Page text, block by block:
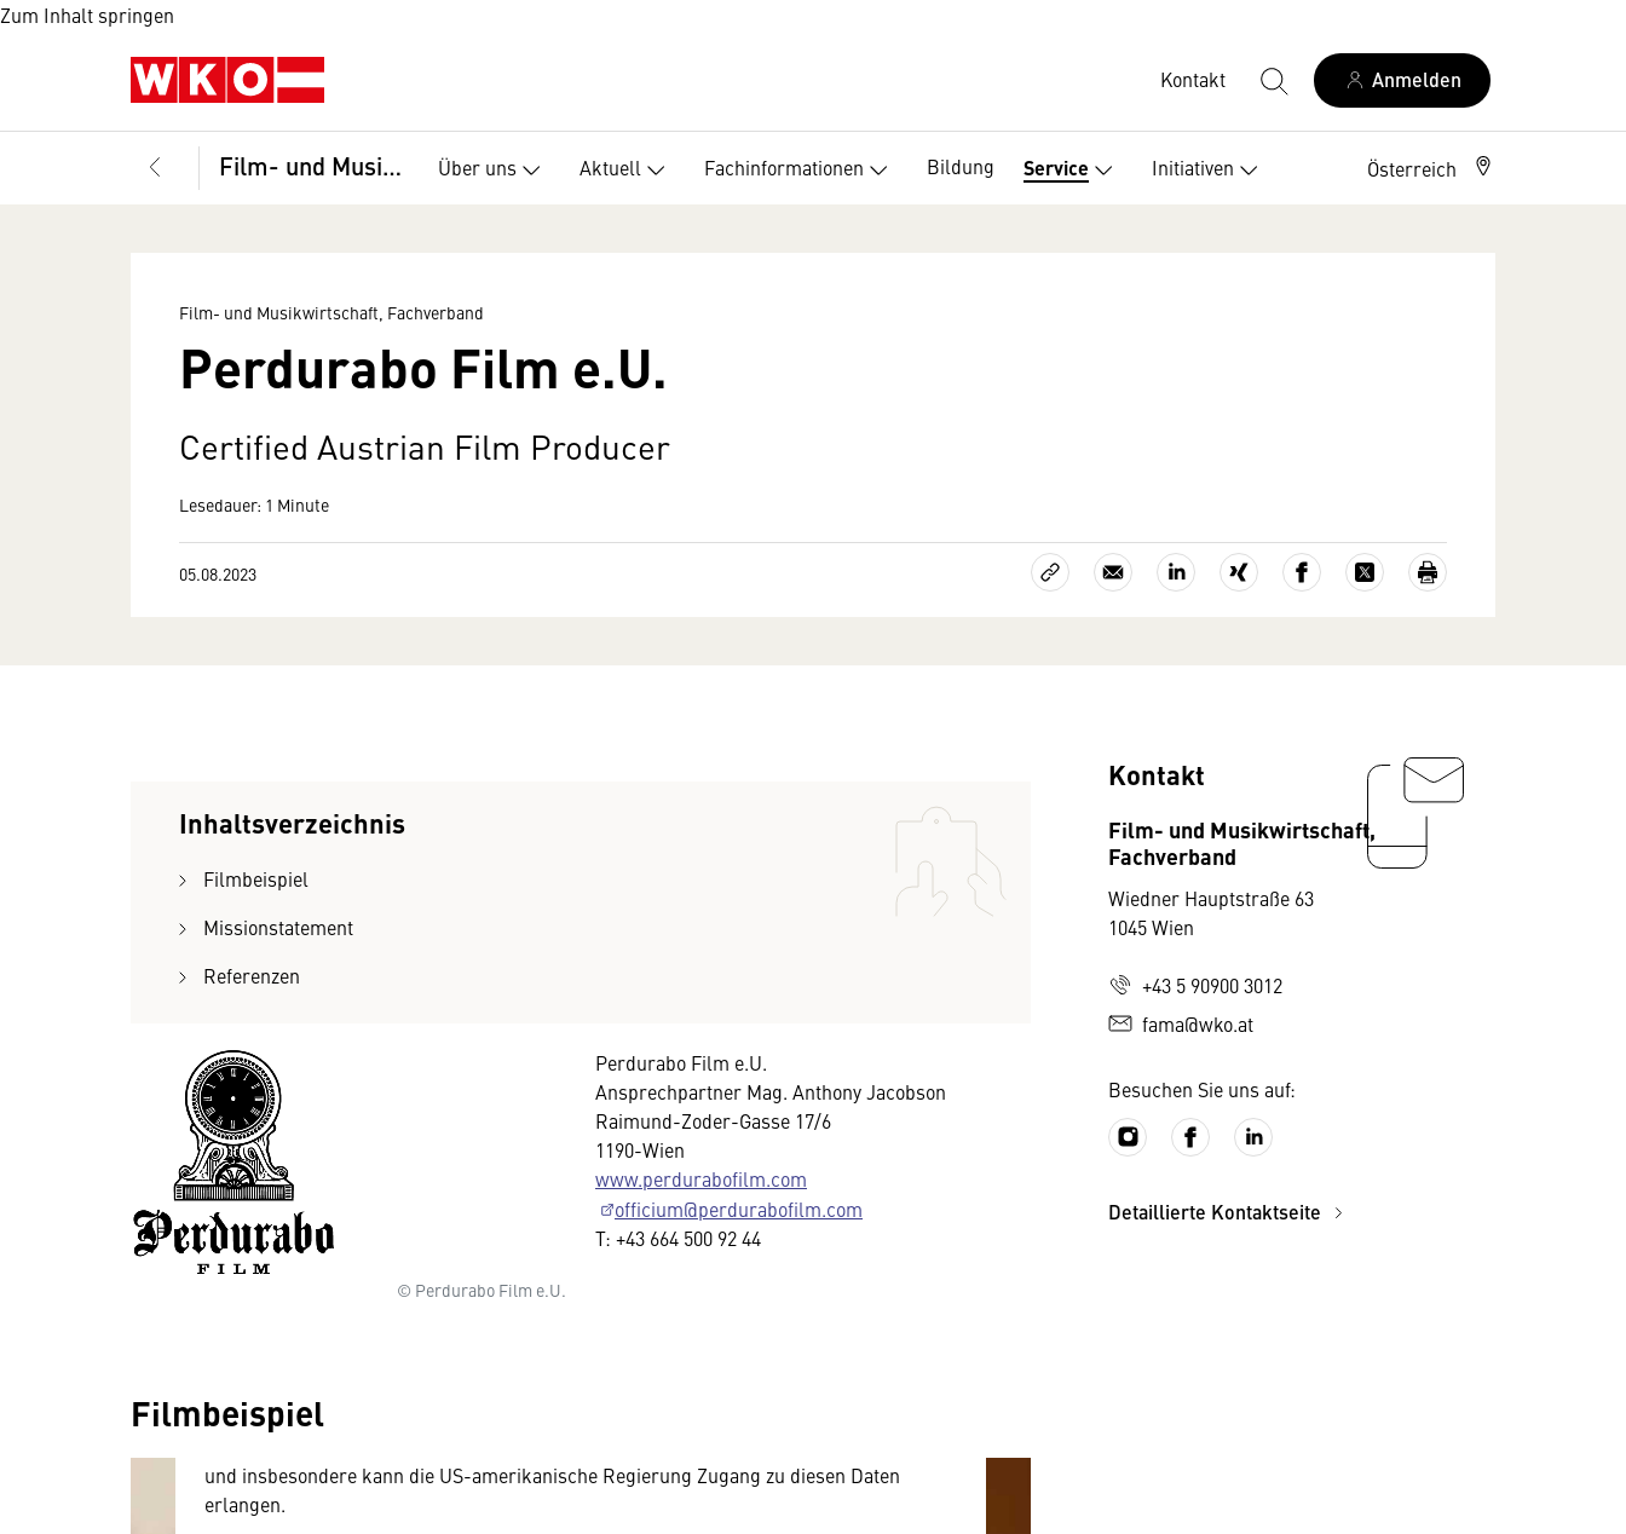
Zum Inhalt springen
Kontakt Anmelden
Film- und Musikwirtschaft, Fachverband Über uns Aktuell Fachinformationen Bildung Service Initiativen Österreich
Film- und Musikwirtschaft, Fachverband
Perdurabo Film e.U.
Certified Austrian Film Producer
Lesedauer: 1 Minute
05.08.2023
Inhaltsverzeichnis
Filmbeispiel
Missionstatement
Referenzen
© Perdurabo Film e.U.
Perdurabo Film e.U.
Ansprechpartner Mag. Anthony Jacobson
Raimund-Zoder-Gasse 17/6
1190-Wien
www.perdurabofilm.com
officium@perdurabofilm.com
T: +43 664 500 92 44
Filmbeispiel
Wir benötigen Ihre Zustimmung
Geräten und Nutzerverhalten mitunter mit US-amerikanischen Anbietern austauscht.
und insbesondere kann die US-amerikanische Regierung Zugang zu diesen Daten
erlangen.
Kontakt
Film- und Musikwirtschaft,
Fachverband
Wiedner Hauptstraße 63
1045 Wien
+43 5 90900 3012
fama@wko.at
Besuchen Sie uns auf:
Detaillierte Kontaktseite